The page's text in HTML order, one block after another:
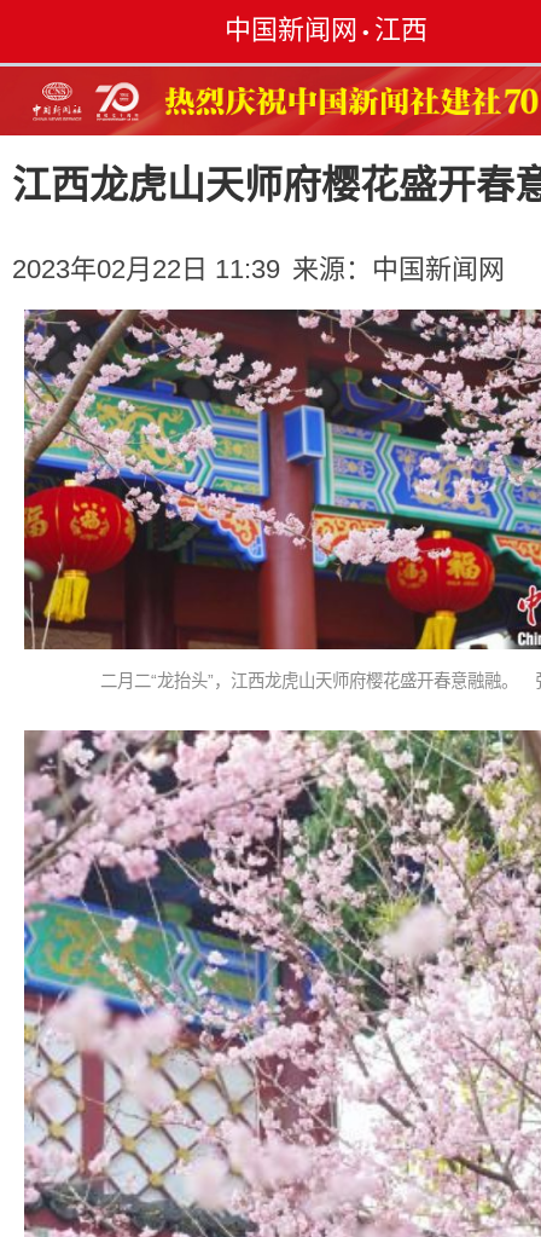
中国新闻网 • 江西
江西龙虎山天师府樱花盛开春
2023年02月22日 11:39 来源： 中国新闻网
二月二“龙抬头”，江西龙虎山天师府樱花盛开春意融融。